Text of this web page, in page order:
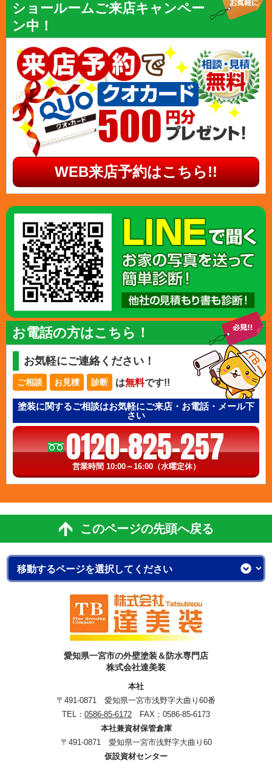
ショールームご来店キャンペー
ン中！
WEB来店予約はこちら!!
お電話の方はこちら！
お気軽にご連絡ください！
ご相談 お見積 診断 は無料です!!
塗装に関するご相談はお気軽にご来店・お電話・メール下
さい
0120-825-257
営業時間 10:00～16:00（水曜定休）
このページの先頭へ戻る
愛知県一宮市の外壁塗装＆防水専門店
株式会社達美装
本社
〒491-0871 愛知県一宮市浅野字大曲り60番
TEL： 0586-85-6172 FAX：0586-85-6173
本社兼資材保管倉庫
〒491-0871 愛知県一宮市浅野字大曲り60
仮設資材センター